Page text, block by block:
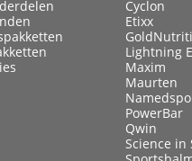
Cyclon
Etixx
Lightning
Maxim
Maurten
PowerBar
Qwin
Science in